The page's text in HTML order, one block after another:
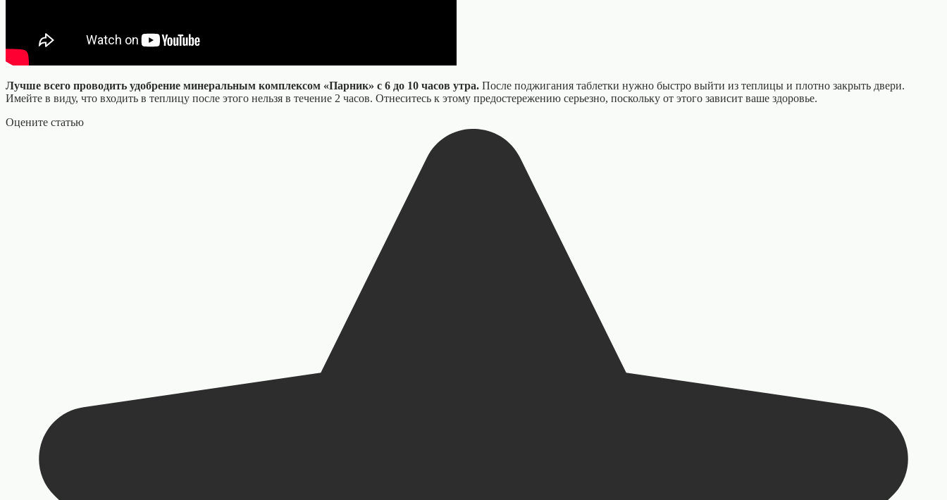
Лучше всего проводить удобрение минеральным комплексом «Парник» с 6 до 10 часов утра. После поджигания таблетки нужно быстро выйти из теплицы и плотно закрыть двери.
Имейте в виду, что входить в теплицу после этого нельзя в течение 2 часов. Отнеситесь к этому предостережению серьезно, поскольку от этого зависит ваше здоровье.
Оцените статью